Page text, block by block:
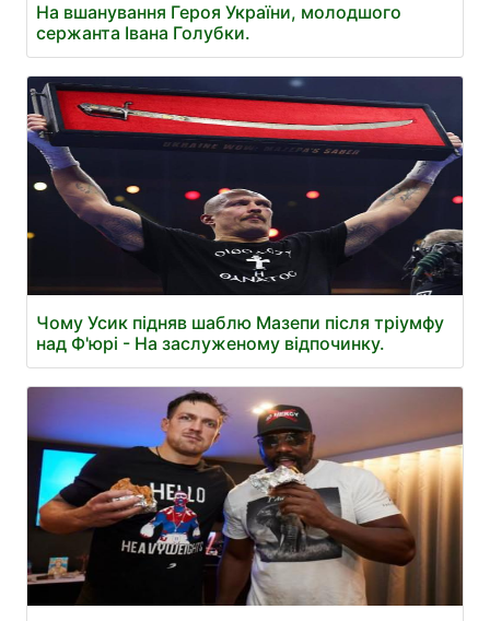
На вшанування Героя України, молодшого
сержанта Івана Голубки.
Чому Усик підняв шаблю Мазепи після тріумфу
над Ф'юрі - На заслуженому відпочинку.